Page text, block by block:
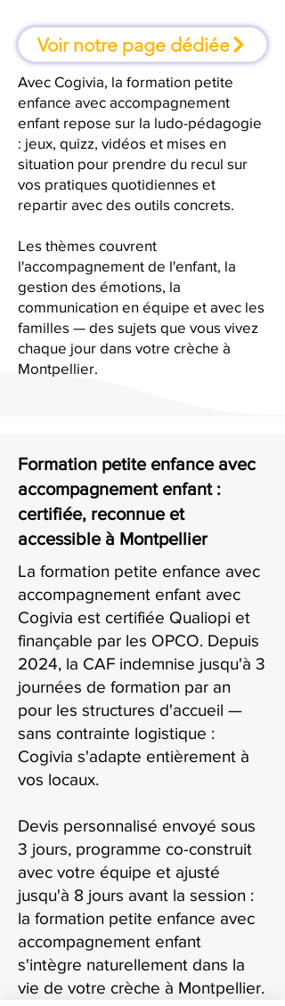
Voir notre page dédiée
Avec Cogivia, la formation petite
enfance avec accompagnement
enfant repose sur la ludo-pédagogie
: jeux, quizz, vidéos et mises en
situation pour prendre du recul sur
vos pratiques quotidiennes et
repartir avec des outils concrets.
Les thèmes couvrent
l'accompagnement de l'enfant, la
gestion des émotions, la
communication en équipe et avec les
familles — des sujets que vous vivez
chaque jour dans votre crèche à
Montpellier.
Formation petite enfance avec
accompagnement enfant :
certifiée, reconnue et
accessible à Montpellier
La formation petite enfance avec
accompagnement enfant avec
Cogivia est certifiée Qualiopi et
finançable par les OPCO. Depuis
2024, la CAF indemnise jusqu'à 3
journées de formation par an
pour les structures d'accueil —
sans contrainte logistique :
Cogivia s'adapte entièrement à
vos locaux.
Devis personnalisé envoyé sous
3 jours, programme co-construit
avec votre équipe et ajusté
jusqu'à 8 jours avant la session :
la formation petite enfance avec
accompagnement enfant
s'intègre naturellement dans la
vie de votre crèche à Montpellier.